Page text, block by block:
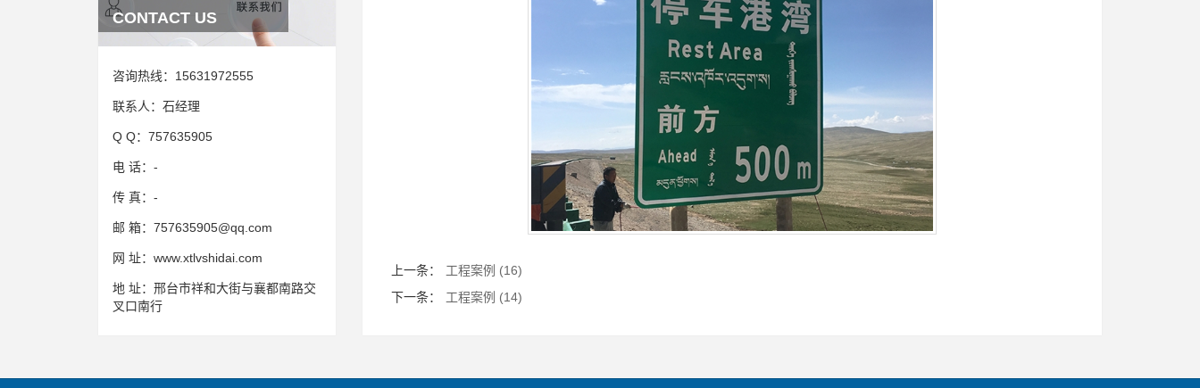
CONTACT US
咨询热线： 15631972555
联系人： 石经理
Q Q： 757635905
电 话： -
传 真： -
邮 箱： 757635905@qq.com
网 址： www.xtlvshidai.com
地 址： 邢台市祥和大街与襄都南路交
叉口南行
上一条：
工程案例 (16)
下一条：
工程案例 (14)